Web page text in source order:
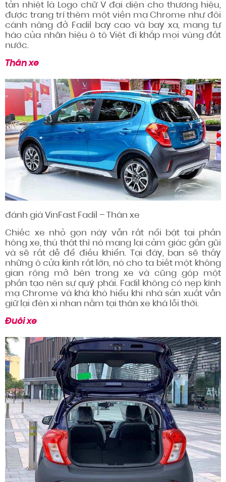
tản nhiệt là Logo chữ V đại diện cho thương hiệu,
được trang trí thêm một viền mạ Chrome như đôi
cánh nâng đở Fadil bay cao và bay xa, mang tự
hào của nhãn hiệu ô tô Việt đi khắp mọi vùngđất
nước.
Thân xe
đánh giá VinFast Fadil – Thân xe
Chiếc xe nhỏ gọn này vẫn rất nổi bật tại phần
hông xe, thú thật thì nó mang lại cảm giác gần gũi
và sẽ rất dễ để điều khiển. Tại đây, bạn sẽ thấy
những ô cửa kinh rất lớn, nócho ta biết một không
gian rộng mở bên trong xe và cũng góp một
phần tạo nên sựquý phái. Fadil không có nẹp kính
mạ Chrome và khá khó hiểu khi nhà sản xuấtvẫn
giữ lại đèn xi nhan nằm tại thân xe khá lỗi thời.
Đuôi xe